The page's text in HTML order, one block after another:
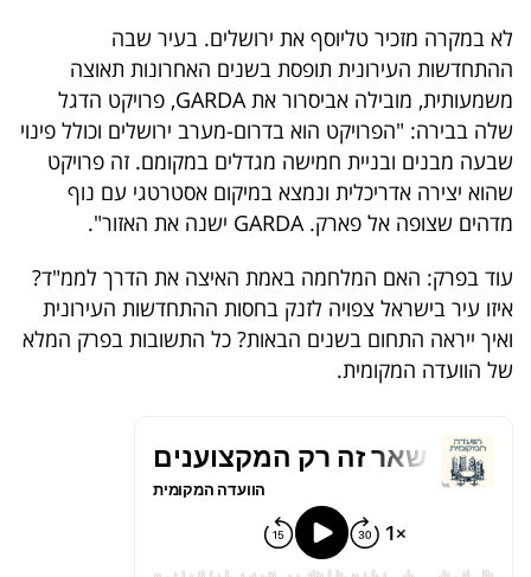
לא במקרה מזכיר טליוסף את ירושלים. בעיר שבה
ההתחדשות העירונית תופסת בשנים האחרונות תאוצה
משמעותית, מובילה אביסרור את GARDA, פרויקט הדגל
שלה בבירה: "הפרויקט הוא בדרום-מערב ירושלים וכולל פינוי
שבעה מבנים ובניית חמישה מגדלים במקומם. זה פרויקט
שהוא יצירה אדריכלית ונמצא במיקום אסטרטגי עם נוף
מדהים שצופה אל פארק.GARDA ישנה את האזור"
.
עוד בפרק: האם המלחמה באמת האיצה את הדרך לממ"ד?
איזו עיר בישראל צפויה לזנק בחסות ההתחדשות העירונית
ואיך ייראה התחום בשנים הבאות? כל התשובות בפרק המלא
של הוועדה המקומית.